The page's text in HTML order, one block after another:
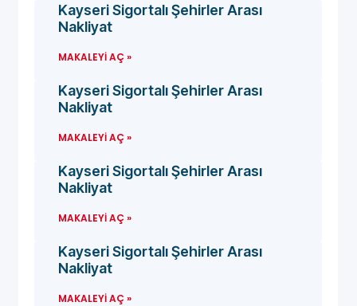
Kayseri Sigortalı Şehirler Arası
Nakliyat
MAKALEYI AÇ »
Kayseri Sigortalı Şehirler Arası
Nakliyat
MAKALEYI AÇ »
Kayseri Sigortalı Şehirler Arası
Nakliyat
MAKALEYI AÇ »
Kayseri Sigortalı Şehirler Arası
Nakliyat
MAKALEYI AÇ »